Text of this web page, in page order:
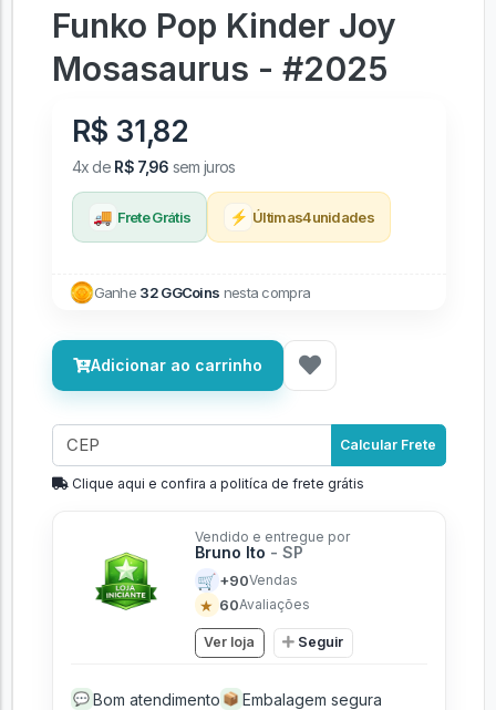
Funko Pop Kinder Joy
Mosasaurus - #2025
R$ 31,82
4x de R$ 7,96 sem juros
🚚 Frete Grátis ⚡ Últimas4unidades
Ganhe 32 GGCoins nesta compra
Adicionar ao carrinho
Calcular Frete
Clique aqui e confira a politíca de frete grátis
Vendido e entregue por
Bruno Ito - SP
🛒 +90Vendas
★ 60Avaliações
Ver loja Seguir
💬 Bom atendimento 📦 Embalagem segura